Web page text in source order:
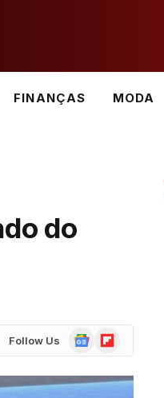
FINANÇAS MODA
do
Follow Us
GoogleFlipboard